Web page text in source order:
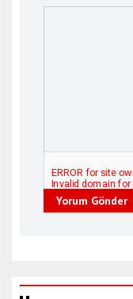
Yorum Gönder